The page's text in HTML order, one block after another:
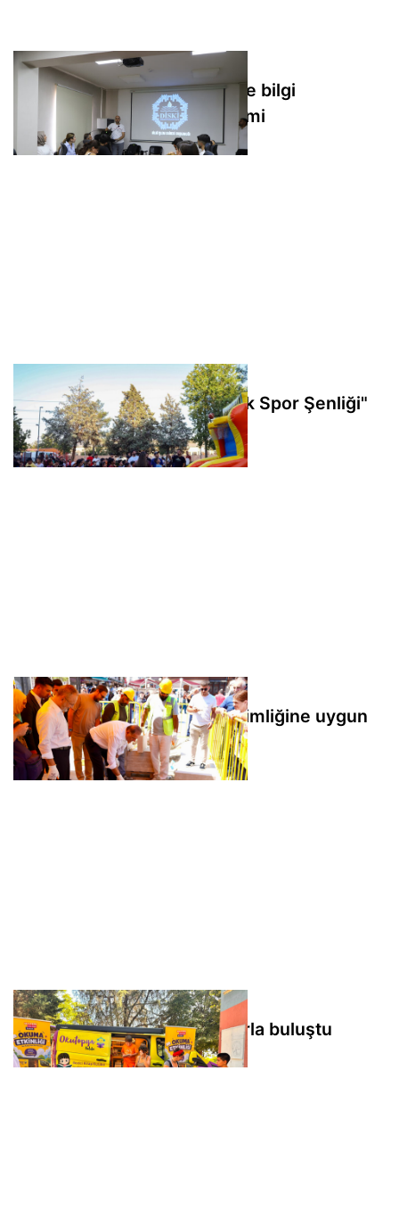
DİSKİ’den stajyer öğrencilere bilgi
teknolojileri farkındalık eğitimi
Körhat Mahallesi'nde "Çocuk Spor Şenliği"
düzenlendi
Eyüpsultan Meydanı tarihi kimliğine uygun
şekilde yenileniyor
Maltepe'de çocuklar kitaplarla buluştu